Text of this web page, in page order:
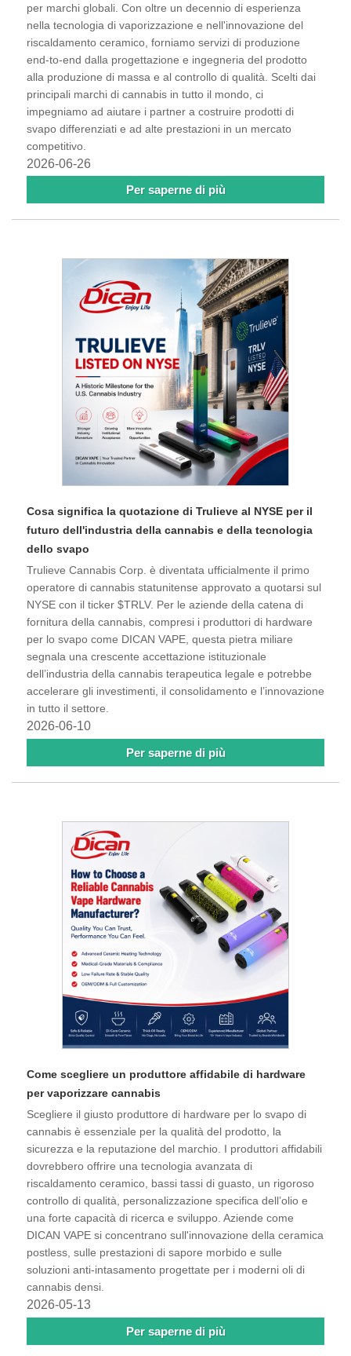
per marchi globali. Con oltre un decennio di esperienza
nella tecnologia di vaporizzazione e nell'innovazione del
riscaldamento ceramico, forniamo servizi di produzione
end-to-end dalla progettazione e ingegneria del prodotto
alla produzione di massa e al controllo di qualità. Scelti dai
principali marchi di cannabis in tutto il mondo, ci
impegniamo ad aiutare i partner a costruire prodotti di
svapo differenziati e ad alte prestazioni in un mercato
competitivo.
2026-06-26
Per saperne di più
Cosa significa la quotazione di Trulieve al NYSE per il
futuro dell'industria della cannabis e della tecnologia
dello svapo
Trulieve Cannabis Corp. è diventata ufficialmente il primo
operatore di cannabis statunitense approvato a quotarsi sul
NYSE con il ticker $TRLV. Per le aziende della catena di
fornitura della cannabis, compresi i produttori di hardware
per lo svapo come DICAN VAPE, questa pietra miliare
segnala una crescente accettazione istituzionale
dell’industria della cannabis terapeutica legale e potrebbe
accelerare gli investimenti, il consolidamento e l’innovazione
in tutto il settore.
2026-06-10
Per saperne di più
Come scegliere un produttore affidabile di hardware
per vaporizzare cannabis
Scegliere il giusto produttore di hardware per lo svapo di
cannabis è essenziale per la qualità del prodotto, la
sicurezza e la reputazione del marchio. I produttori affidabili
dovrebbero offrire una tecnologia avanzata di
riscaldamento ceramico, bassi tassi di guasto, un rigoroso
controllo di qualità, personalizzazione specifica dell’olio e
una forte capacità di ricerca e sviluppo. Aziende come
DICAN VAPE si concentrano sull'innovazione della ceramica
postless, sulle prestazioni di sapore morbido e sulle
soluzioni anti-intasamento progettate per i moderni oli di
cannabis densi.
2026-05-13
Per saperne di più